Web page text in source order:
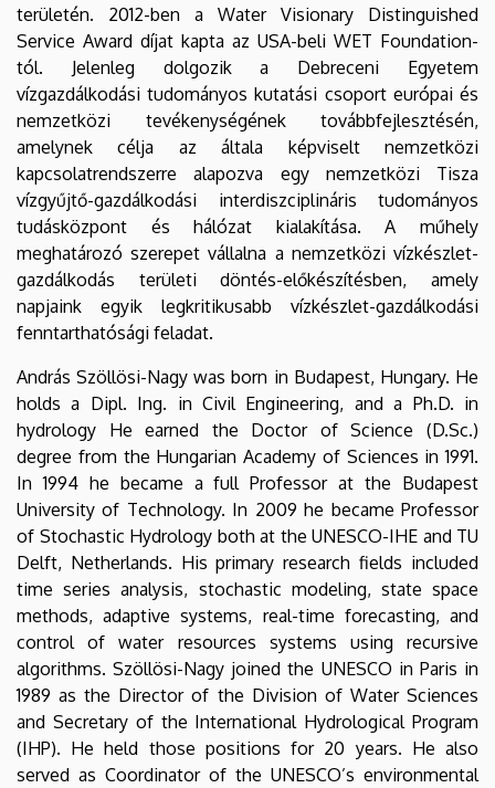
területén. 2012-ben a Water Visionary Distinguished
Service Award díjat kapta az USA-beli WET Foundation-
tól. Jelenleg dolgozik a Debreceni Egyetem
vízgazdálkodási tudományos kutatási csoport európai és
nemzetközi tevékenységének továbbfejlesztésén,
amelynek célja az általa képviselt nemzetközi
kapcsolatrendszerre alapozva egy nemzetközi Tisza
vízgyűjtő-gazdálkodási interdiszciplináris tudományos
tudásközpont és hálózat kialakítása. A műhely
meghatározó szerepet vállalna a nemzetközi vízkészlet-
gazdálkodás területi döntés-előkészítésben, amely
napjaink egyik legkritikusabb vízkészlet-gazdálkodási
fenntarthatósági feladat.
András Szöllösi-Nagy was born in Budapest, Hungary. He
holds a Dipl. Ing. in Civil Engineering, and a Ph.D. in
hydrology He earned the Doctor of Science (D.Sc.)
degree from the Hungarian Academy of Sciences in 1991.
In 1994 he became a full Professor at the Budapest
University of Technology. In 2009 he became Professor
of Stochastic Hydrology both at the UNESCO-IHE and TU
Delft, Netherlands. His primary research fields included
time series analysis, stochastic modeling, state space
methods, adaptive systems, real-time forecasting, and
control of water resources systems using recursive
algorithms. Szöllösi-Nagy joined the UNESCO in Paris in
1989 as the Director of the Division of Water Sciences
and Secretary of the International Hydrological Program
(IHP). He held those positions for 20 years. He also
served as Coordinator of the UNESCO’s environmental